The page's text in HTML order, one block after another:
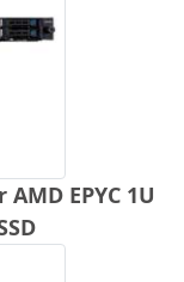
AMD EPYC 1U